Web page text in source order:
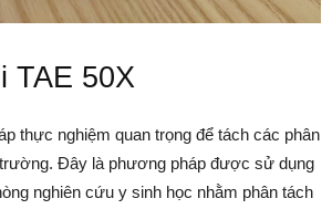
TAE 50X
thực nghiệm quan trọng để tách các phân
Đây là phương pháp được sử dụng
nghiên cứu y sinh học nhằm phân tách